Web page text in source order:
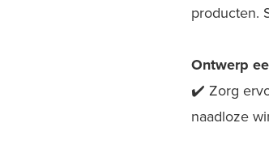
producten.
Ontwerp
✔️ Zorg
naadloze